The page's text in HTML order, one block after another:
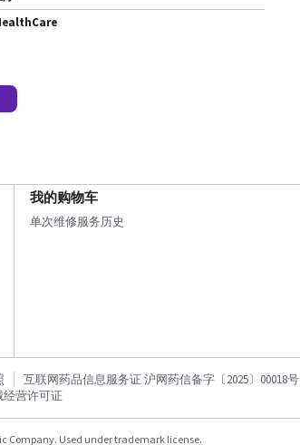
我的购物车
单次维修服务历史
互联网药品信息服务证 沪网药信备字〔2025〕00018号
营许可证
Company. Used under trademark license.